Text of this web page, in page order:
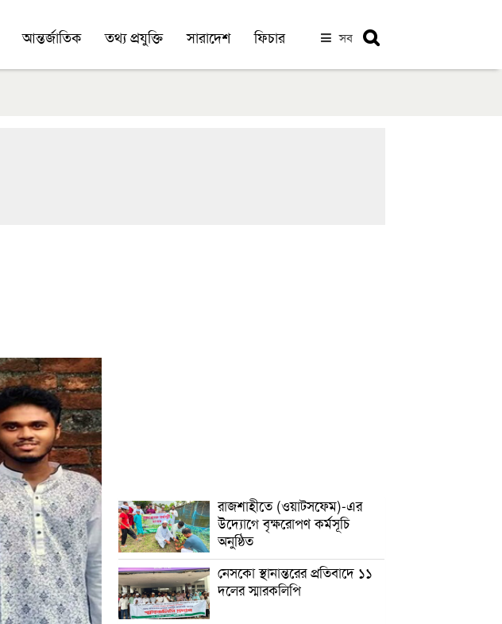
আন্তর্জাতিক তথ্য প্রযুক্তি সারাদেশ ফিচার সব
রাজশাহীতে (ওয়াটসফেম)-এর
উদ্যোগে বৃক্ষরোপণ কর্মসূচি
অনুষ্ঠিত
নেসকো স্থানান্তরের প্রতিবাদে ১১
দলের স্মারকলিপি